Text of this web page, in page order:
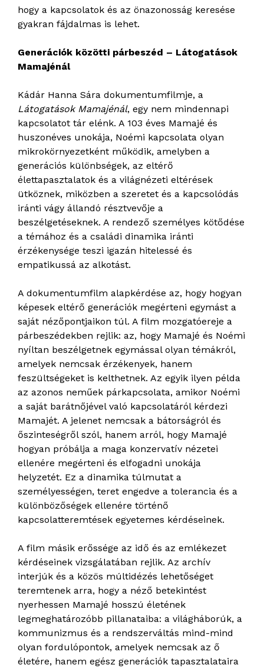
hogy a kapcsolatok és az önazonosság keresése
gyakran fájdalmas is lehet.
Generációk közötti párbeszéd – Látogatások
Mamajénál
Kádár Hanna Sára dokumentumfilmje, a
Látogatások Mamajénál, egy nem mindennapi
kapcsolatot tár elénk. A 103 éves Mamajé és
huszonéves unokája, Noémi kapcsolata olyan
mikrokörnyezetként működik, amelyben a
generációs különbségek, az eltérő
élettapasztalatok és a világnézeti eltérések
ütköznek, miközben a szeretet és a kapcsolódás
iránti vágy állandó résztvevője a
beszélgetéseknek. A rendező személyes kötődése
a témához és a családi dinamika iránti
érzékenysége teszi igazán hitelessé és
empatikussá az alkotást.
A dokumentumfilm alapkérdése az, hogy hogyan
képesek eltérő generációk megérteni egymást a
saját nézőpontjaikon túl. A film mozgatóereje a
párbeszédekben rejlik: az, hogy Mamajé és Noémi
nyíltan beszélgetnek egymással olyan témákról,
amelyek nemcsak érzékenyek, hanem
feszültségeket is kelthetnek. Az egyik ilyen példa
az azonos neműek párkapcsolata, amikor Noémi
a saját barátnőjével való kapcsolatáról kérdezi
Mamajét. A jelenet nemcsak a bátorságról és
őszinteségről szól, hanem arról, hogy Mamajé
hogyan próbálja a maga konzervatív nézetei
ellenére megérteni és elfogadni unokája
helyzetét. Ez a dinamika túlmutat a
személyességen, teret engedve a tolerancia és a
különbözőségek ellenére történő
kapcsolatteremtések egyetemes kérdéseinek.
A film másik erőssége az idő és az emlékezet
kérdéseinek vizsgálatában rejlik. Az archív
interjúk és a közös múltidézés lehetőséget
teremtenek arra, hogy a néző betekintést
nyerhessen Mamajé hosszú életének
legmeghatározóbb pillanataiba: a világháborúk, a
kommunizmus és a rendszerváltás mind-mind
olyan fordulópontok, amelyek nemcsak az ő
életére, hanem egész generációk tapasztalataira